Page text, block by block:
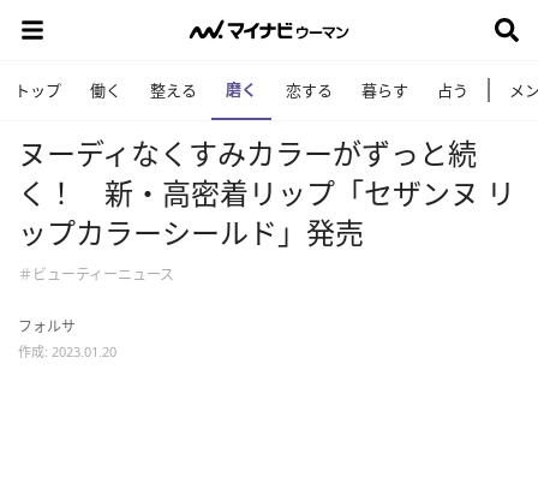
トップ 働く 整える 磨く 恋する 暮らす 占う メ
ヌーディなくすみカラーがずっと続
く！ 新・高密着リップ「セザンヌ リ
ップカラーシールド」発売
＃ビューティーニュース
フォルサ
作成: 2023.01.20